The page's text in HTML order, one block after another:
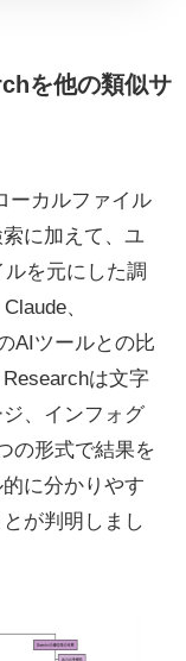
を他の類似サ
ーカルファイル
に加えて、ユ
を元にした調
、
AIツールとの比
は文字
、インフォグ
の形式で結果を
に分かりやす
が判明しまし